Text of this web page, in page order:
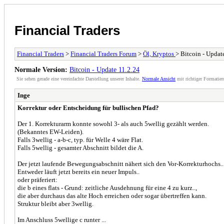
Financial Traders
Financial Traders > Financial Traders Forum > Öl, Kryptos > Bitcoin -
Normale Version: Bitcoin - Update 11.2.24
Sie sehen gerade eine vereinfachte Darstellung unserer Inhalte. Normale Ansicht mit richtiger
Inge
Korrektur oder Entscheidung für bullischen Pfad?
Der 1. Korrekturarm konnte sowohl 3- als auch 5wellig gezählt werden.
(Bekanntes EW-Leiden).
Falls 3wellig - a-b-c, typ. für Welle 4 wäre Flat.
Falls 5wellig - gesamter Abschnitt bildet die A.
Der jetzt laufende Bewegungsabschnitt nähert sich den Vor-Korrekturhochs..
Entweder läuft jetzt bereits ein neuer Impuls..
oder präferiert:
die b eines flats - Grund: zeitliche Ausdehnung für eine 4 zu kurz..,
die aber durchaus das alte Hoch erreichen oder sogar übertreffen kann.
Struktur bleibt aber 3wellig.
Im Anschluss 5wellige c runter ...